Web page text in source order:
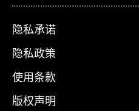
隐私承诺
隐私政策
使用条款
版权声明